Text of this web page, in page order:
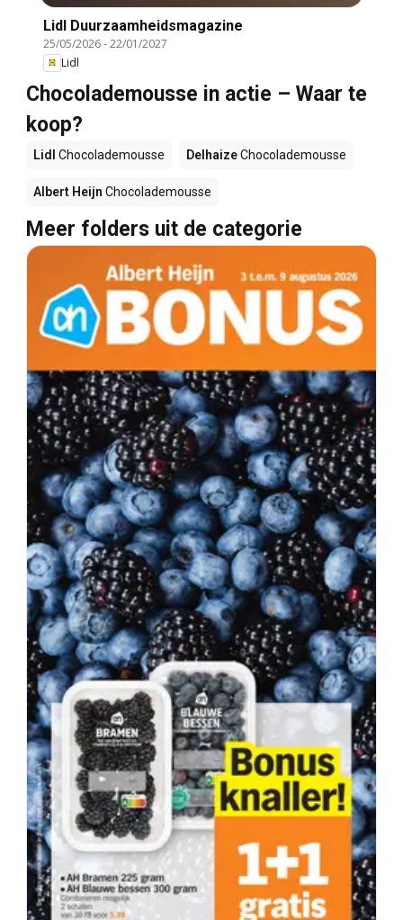
Lidl Duurzaamheidsmagazine
25/05/2026-22/01/2027
Lidl
Chocolademousse in actie – Waar te
koop?
Lidl Chocolademousse DelhaizeChocolademousse
Albert Heijn Chocolademousse
Meer folders uit de categorie